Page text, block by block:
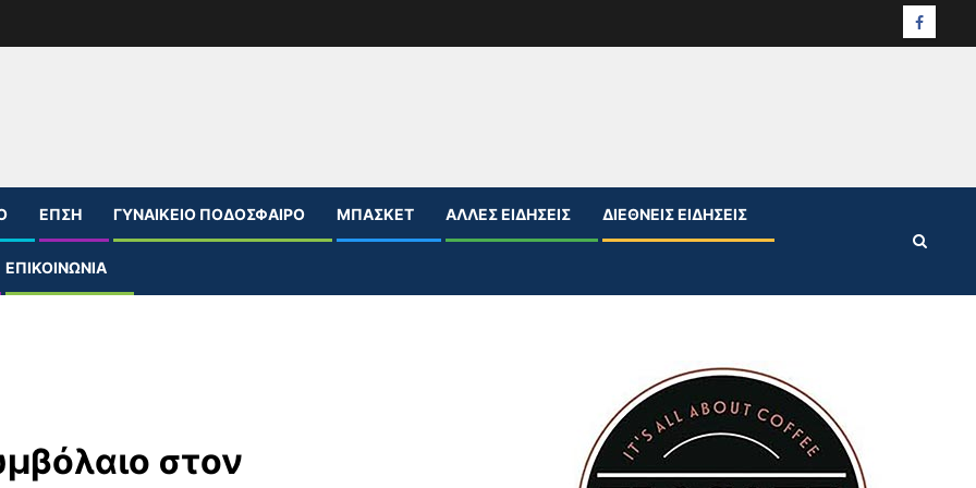
ΕΠΣΗ ΓΥΝΑΙΚΕΊΟ ΠΟΔΌΣΦΑΙΡΟ ΜΠΆΣΚΕΤ ΆΛΛΕΣ ΕΙΔΉΣΕΙΣ ΔΙΕΘΝΕΊΣ ΕΙΔΉΣΕΙΣ
ΕΠΙΚΟΙΝΩΝΊΑ
στον